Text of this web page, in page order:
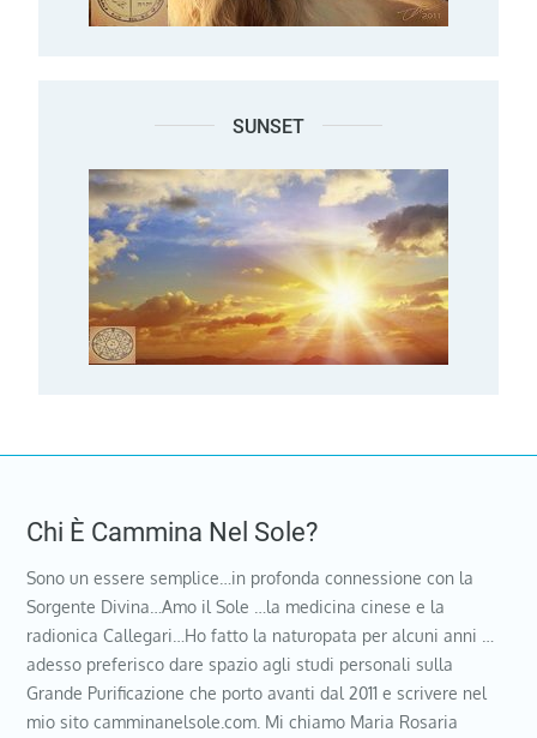
SUNSET
Chi È Cammina Nel Sole?
Sono un essere semplice…in profonda connessione con la
Sorgente Divina…Amo il Sole …la medicina cinese e la
radionica Callegari…Ho fatto la naturopata per alcuni anni …
adesso preferisco dare spazio agli studi personali sulla
Grande Purificazione che porto avanti dal 2011 e scrivere nel
mio sito camminanelsole.com. Mi chiamo Maria Rosaria